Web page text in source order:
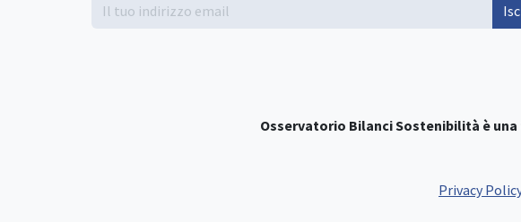
Osservatorio Bilanci Sostenibilità è
Privacy